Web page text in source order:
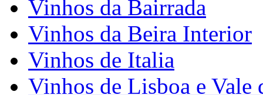
Vinhos da Bairrada
Vinhos da Beira Interior
Vinhos de Italia
Vinhos de Lisboa e Vale